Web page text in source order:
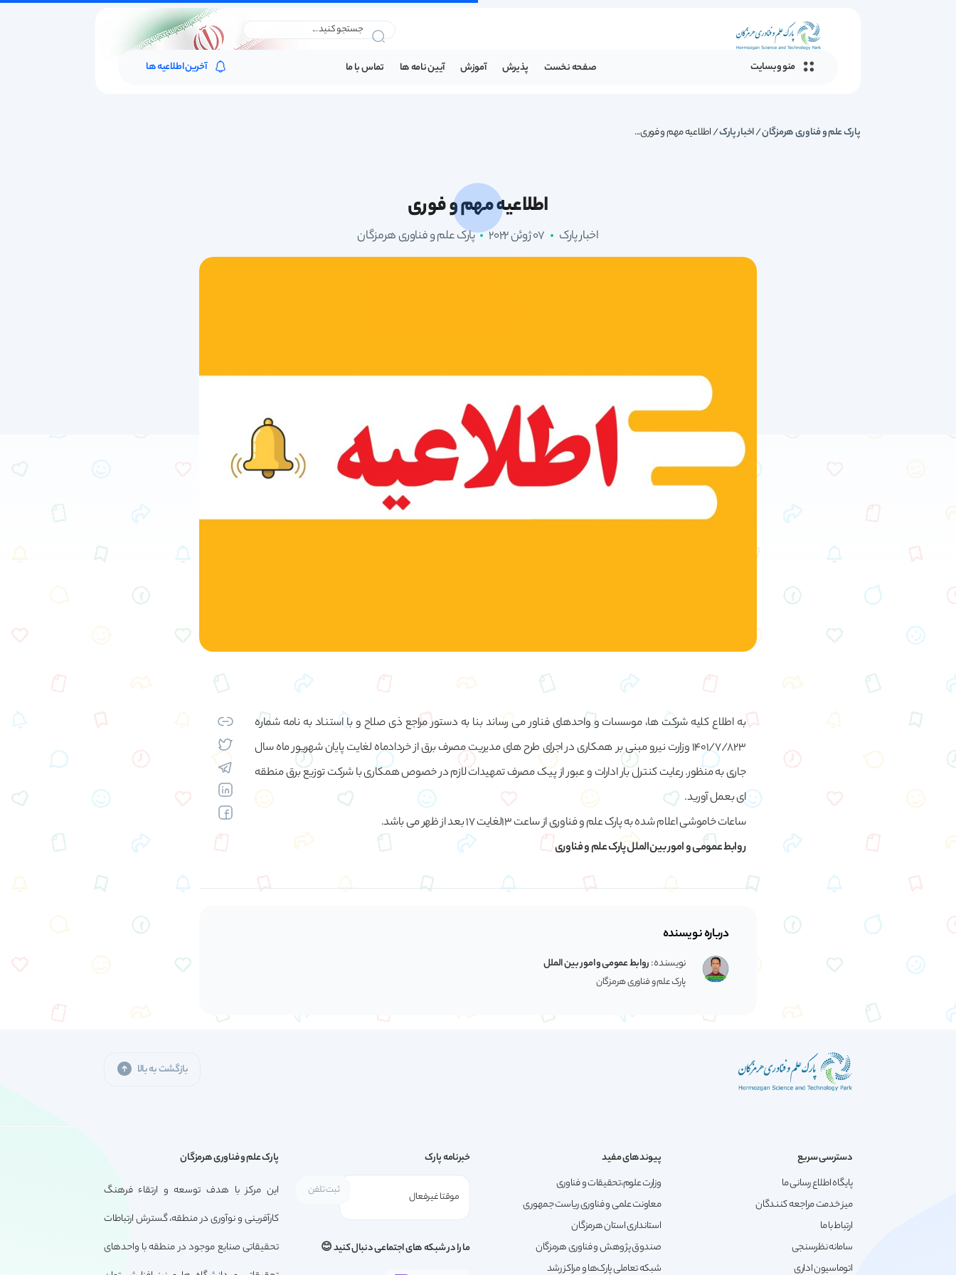
منو وبسایت صفحه نخست پذیرش آموزش آیین نامه ها تماس با ما آخرین اطلاعیه ها
پارک علم و فناوری هرمزگان/اخبار پارک/اطلاعیه مهم و فوری...
اطلاعیه مهم و فوری
اخبار پارک 07 ژوئن 2022 پارک علم و فناوری هرمزگان
به اطلاع کلیه شرکت ها، موسسات و واحد‌های فناور می رساند بنا به دستور مراجع ذی صلاح و با استناد به نامه شماره
۱۴۰۱/۷/۸۲۳ وزارت نیرو مبنی بر همکاری در اجرای طرح های مدیریت مصرف برق از خردادماه لغایت پایان شهریور ماه سال
جاری به منظور. رعایت کنترل بار ادارات و عبور از پیک مصرف تمهیدات لازم در خصوص همکاری با شرکت توزیع برق منطقه
ای بعمل آورید.
ساعات خاموشی اعلام شده به پارک علم و فناوری از ساعت ۱۳لغایت ۱۷ بعد از ظهر می باشد.
روابط عمومی و امور بین‌الملل پارک علم و فناوری
درباره نویسنده
نویسنده :روابط عمومی و امور بین الملل
پارک علم و فناوری هرمزگان
بازگشت به بالا
دسترسی سریع
پایگاه اطلاع رسانی ما
میز خدمت مراجعه کنندگان
ارتباط با ما
سامانه نظرسنجی
اتوماسیون اداری
پیوندهای مفید
وزارت علوم،تحقیقات و فناوری
معاونت علمی و فناوری ریاست جمهوری
استانداری استان هرمزگان
صندوق پژوهش و فناوری هرمزگان
شبکه تعاملی پارک‌ها و مراکز رشد
خبرنامه پارک
ما را در شبکه های اجتماعی دنبال کنید 😊
پارک علم و فناوری هرمزگان
این مرکز با هدف توسعه و ارتقاء فرهنگ
کارآفرینی و نوآوری در منطقه، گسترش ارتباطات
تحقیقاتی صنایع موجود در منطقه با واحدهای